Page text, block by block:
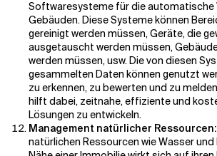
Softwaresysteme für die automatische
Gebäuden. Diese Systeme können
gereinigt werden müssen, Geräte, die
ausgetauscht werden müssen,
werden müssen, usw. Die von diesen
gesammelten Daten können genutzt
zu erkennen, zu bewerten und zu
hilft dabei, zeitnahe, effiziente und
Lösungen zu entwickeln.
Management natürlicher Ressourcen:
natürlichen Ressourcen wie Wasser